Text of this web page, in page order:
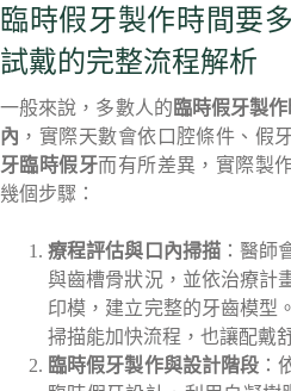
臨時假牙製作時間要
試戴的完整流程解析
一般來說，多數人的 臨時假牙製
內 ，實際天數會依口腔條件、假
牙臨時假牙而有所差異，實際製
幾個步驟：
療程評估與口內掃描：醫師
與齒槽骨狀況，並依治療計
印模，建立完整的牙齒模型
掃描能加快流程，也讓配戴
臨時假牙製作與設計階段 ：